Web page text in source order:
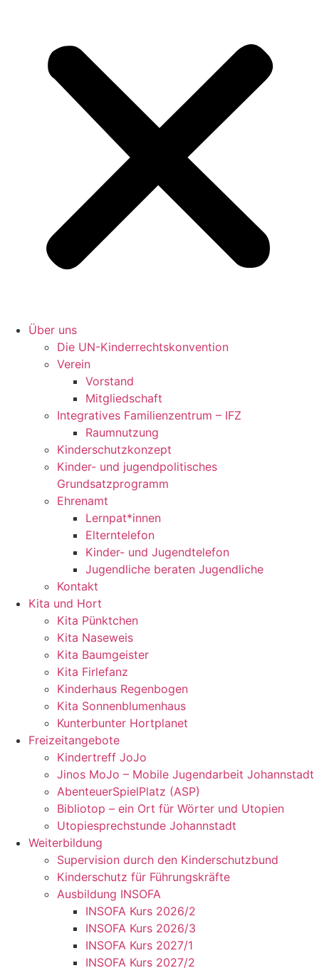
Über uns
Die UN-Kinderrechtskonvention
Verein
Vorstand
Mitgliedschaft
Integratives Familienzentrum – IFZ
Raumnutzung
Kinderschutzkonzept
Kinder- und jugendpolitisches
Grundsatzprogramm
Ehrenamt
Lernpat*innen
Elterntelefon
Kinder- und Jugendtelefon
Jugendliche beraten Jugendliche
Kontakt
Kita und Hort
Kita Pünktchen
Kita Naseweis
Kita Baumgeister
Kita Firlefanz
Kinderhaus Regenbogen
Kita Sonnenblumenhaus
Kunterbunter Hortplanet
Freizeitangebote
Kindertreff JoJo
Jinos MoJo – Mobile Jugendarbeit Johannstadt
AbenteuerSpielPlatz (ASP)
Bibliotop – ein Ort für Wörter und Utopien
Utopiesprechstunde Johannstadt
Weiterbildung
Supervision durch den Kinderschutzbund
Kinderschutz für Führungskräfte
Ausbildung INSOFA
INSOFA Kurs 2026/2
INSOFA Kurs 2026/3
INSOFA Kurs 2027/1
INSOFA Kurs 2027/2